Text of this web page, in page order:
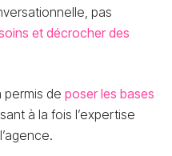
pas
et décrocher des
permis de poser les bases
à la fois l’expertise